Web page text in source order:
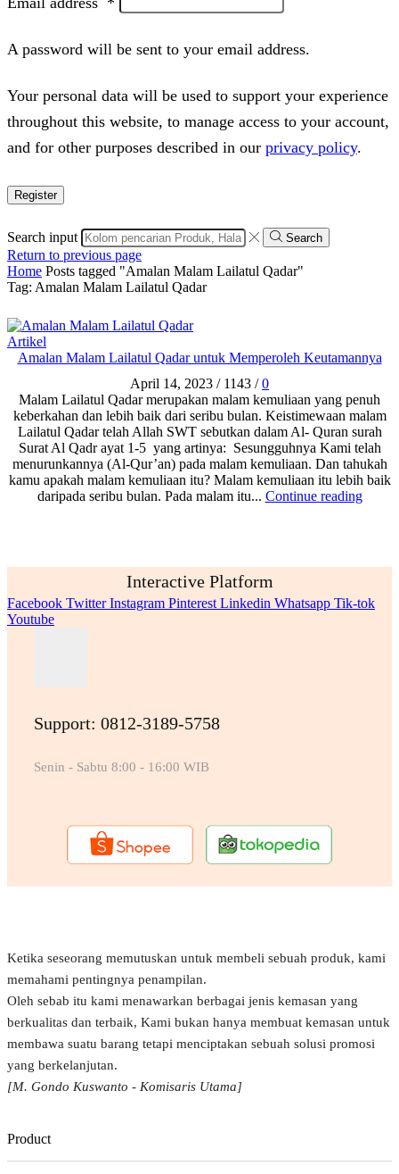
A password will be sent to your email address.
Your personal data will be used to support your experience
throughout this website, to manage access to your account,
and for other purposes described in our privacy policy.
Register
Search input Search
Return to previous page
Home Posts tagged "Amalan Malam Lailatul Qadar"
Tag: Amalan Malam Lailatul Qadar
Artikel
Amalan Malam Lailatul Qadar untuk Memperoleh Keutamannya
April 14, 2023 / 1143 / 0
Malam Lailatul Qadar merupakan malam kemuliaan yang penuh
keberkahan dan lebih baik dari seribu bulan. Keistimewaan malam
Lailatul Qadar telah Allah SWT sebutkan dalam Al- Quran surah
Surat Al Qadr ayat 1-5 yang artinya: Sesungguhnya Kami telah
menurunkannya (Al-Qur’an) pada malam kemuliaan. Dan tahukah
kamu apakah malam kemuliaan itu? Malam kemuliaan itu lebih baik
daripada seribu bulan. Pada malam itu... Continue reading
Interactive Platform
Facebook Twitter Instagram Pinterest Linkedin Whatsapp Tik-tok
Youtube
Support: 0812-3189-5758
Senin - Sabtu 8:00 - 16:00 WIB
Ketika seseorang memutuskan untuk membeli sebuah produk, kami
memahami pentingnya penampilan.
Oleh sebab itu kami menawarkan berbagai jenis kemasan yang
berkualitas dan terbaik, Kami bukan hanya membuat kemasan untuk
membawa suatu barang tetapi menciptakan sebuah solusi promosi
yang berkelanjutan.
[M. Gondo Kuswanto - Komisaris Utama]
Product